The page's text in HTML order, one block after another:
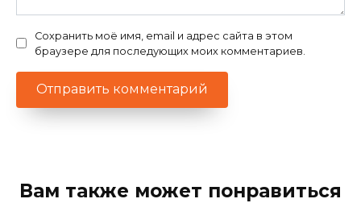
Сохранить моё имя, email и адрес сайта в этом
браузере для последующих моих комментариев.
Вам также может понравиться